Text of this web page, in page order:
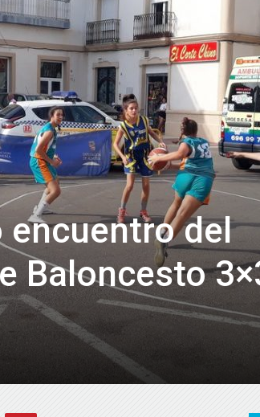
Almería
encuentro del
Baloncesto